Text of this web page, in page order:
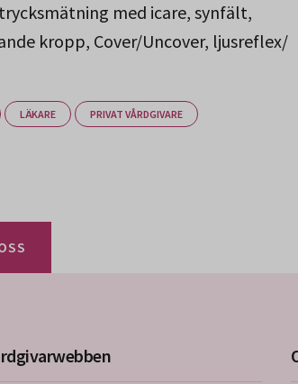
med icare, synfält,
kropp, Cover/Uncover, ljusreflex/
LÄKARE PRIVAT VÅRDGIVARE